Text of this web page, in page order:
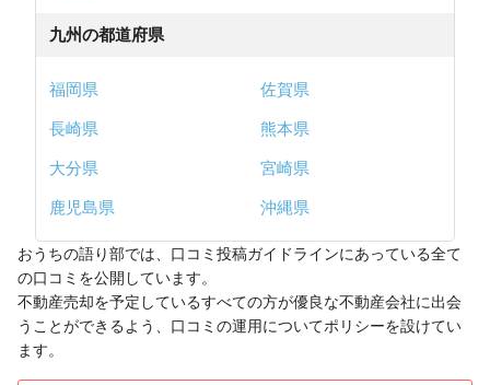
九州の都道府県
福岡県
佐賀県
長崎県
熊本県
大分県
宮崎県
鹿児島県
沖縄県
おうちの語り部では、口コミ投稿ガイドラインにあっている全て
の口コミを公開しています。
不動産売却を予定しているすべての方が優良な不動産会社に出会
うことができるよう、口コミの運用についてポリシーを設けてい
ます。